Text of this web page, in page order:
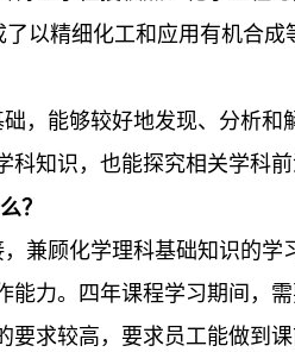
以精细化工和应用有机合成
，能够较好地发现、分析
知识，也能探究相关学科
？
兼顾化学理科基础知识的学
力。四年课程学习期间，
求较高，要求员工能做到